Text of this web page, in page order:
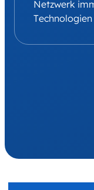
Netzwerk